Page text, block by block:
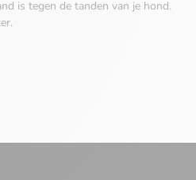
is tegen de tanden van je hond.